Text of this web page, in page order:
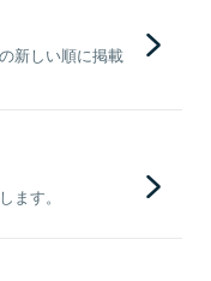
新しい順に掲載
ます。